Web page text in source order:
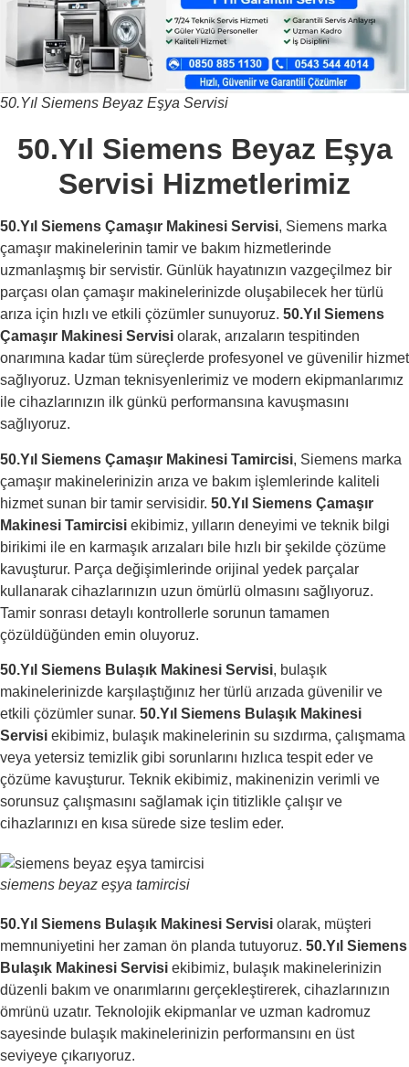
50.Yıl Siemens Beyaz Eşya Servisi
50.Yıl Siemens Beyaz Eşya
Servisi Hizmetlerimiz
50.Yıl Siemens Çamaşır Makinesi Servisi, Siemens marka
çamaşır makinelerinin tamir ve bakım hizmetlerinde
uzmanlaşmış bir servistir. Günlük hayatınızın vazgeçilmez bir
parçası olan çamaşır makinelerinizde oluşabilecek her türlü
arıza için hızlı ve etkili çözümler sunuyoruz. 50.Yıl Siemens
Çamaşır Makinesi Servisi olarak, arızaların tespitinden
onarımına kadar tüm süreçlerde profesyonel ve güvenilir hizmet
sağlıyoruz. Uzman teknisyenlerimiz ve modern ekipmanlarımız
ile cihazlarınızın ilk günkü performansına kavuşmasını
sağlıyoruz.
50.Yıl Siemens Çamaşır Makinesi Tamircisi, Siemens marka
çamaşır makinelerinizin arıza ve bakım işlemlerinde kaliteli
hizmet sunan bir tamir servisidir. 50.Yıl Siemens Çamaşır
Makinesi Tamircisi ekibimiz, yılların deneyimi ve teknik bilgi
birikimi ile en karmaşık arızaları bile hızlı bir şekilde çözüme
kavuşturur. Parça değişimlerinde orijinal yedek parçalar
kullanarak cihazlarınızın uzun ömürlü olmasını sağlıyoruz.
Tamir sonrası detaylı kontrollerle sorunun tamamen
çözüldüğünden emin oluyoruz.
50.Yıl Siemens Bulaşık Makinesi Servisi, bulaşık
makinelerinizde karşılaştığınız her türlü arızada güvenilir ve
etkili çözümler sunar. 50.Yıl Siemens Bulaşık Makinesi
Servisi ekibimiz, bulaşık makinelerinin su sızdırma, çalışmama
veya yetersiz temizlik gibi sorunlarını hızlıca tespit eder ve
çözüme kavuşturur. Teknik ekibimiz, makinenizin verimli ve
sorunsuz çalışmasını sağlamak için titizlikle çalışır ve
cihazlarınızı en kısa sürede size teslim eder.
siemens beyaz eşya tamircisi
50.Yıl Siemens Bulaşık Makinesi Servisi olarak, müşteri
memnuniyetini her zaman ön planda tutuyoruz. 50.Yıl Siemens
Bulaşık Makinesi Servisi ekibimiz, bulaşık makinelerinizin
düzenli bakım ve onarımlarını gerçekleştirerek, cihazlarınızın
ömrünü uzatır. Teknolojik ekipmanlar ve uzman kadromuz
sayesinde bulaşık makinelerinizin performansını en üst
seviyeye çıkarıyoruz.